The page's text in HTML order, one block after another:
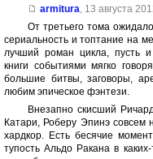
armitura 13 августа
От третьего тома
сериальность и топтание на
лучший роман цикла, пусть
книги событиями мягко
большие битвы, заговоры,
любим эпическое фэнтези.
Внезапно скисший
Катари, Роберу Эпинэ совсем
хардкор. Есть бесячие
тупость Альдо Ракана в